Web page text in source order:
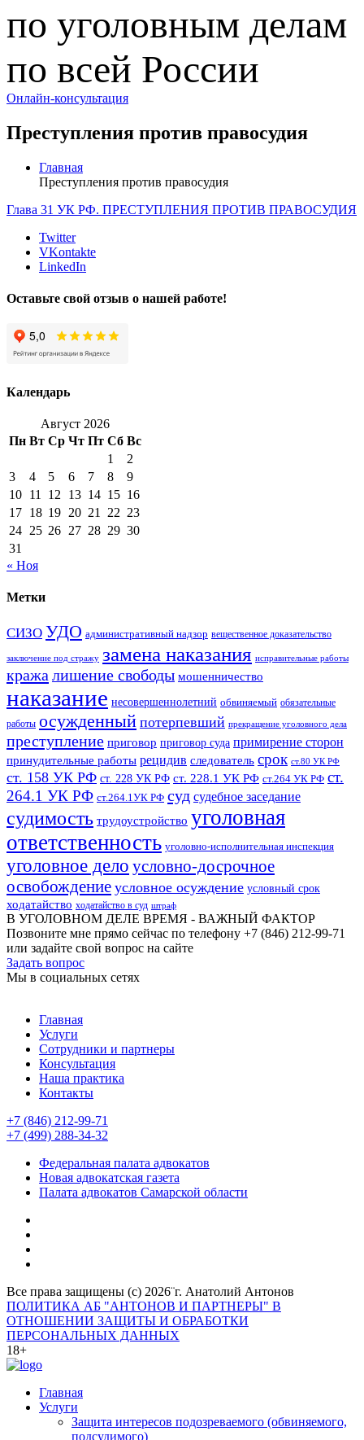
по уголовным делам
по всей России
Онлайн-консультация
Преступления против правосудия
Главная
Преступления против правосудия
Глава 31 УК РФ. ПРЕСТУПЛЕНИЯ ПРОТИВ ПРАВОСУДИЯ
Twitter
VKontakte
LinkedIn
Оставьте свой отзыв о нашей работе!
Календарь
Август 2026
Пн Вт Ср Чт Пт Сб Вс
1
2
3
4 5 6 7 8
9
10 11 12 13 14 15 16
17 18 19 20 21 22 23
24 25 26 27 28 29 30
31
« Ноя
Метки
СИЗО УДО административный надзор вещественное доказательство
заключение под стражу замена наказания исправительные работы
кражалишение свободы мошенничество
наказание несовершеннолетний обвиняемый обязательные
работы осужденный потерпевший прекращение уголовного дела
преступление приговор приговор суда примирение сторон
принудительные работы рецидив следователь срок ст.80 УК РФ
ст. 158 УК РФ ст. 228 УК РФ ст. 228.1 УК РФ ст.264 УК РФ ст.
264.1 УК РФ ст.264.1УК РФ суд судебное заседание
судимость трудоустройство уголовная
ответственность уголовно-исполнительная инспекция
уголовное дело условно-досрочное
освобождение условное осуждение условный срок
ходатайство ходатайство в суд штраф
В УГОЛОВНОМ ДЕЛЕ ВРЕМЯ - ВАЖНЫЙ ФАКТОР
Позвоните мне прямо сейчас по телефону +7 (846) 212-99-71
или задайте свой вопрос на сайте
Задать вопрос
Мы в социальных сетях
Главная
Услуги
Сотрудники и партнеры
Консультация
Наша практика
Контакты
+7 (846) 212-99-71
+7 (499) 288-34-32
Федеральная палата адвокатов
Новая адвокатская газета
Палата адвокатов Самарской области
Все права защищены (с) 2026¨г. Анатолий Антонов
ПОЛИТИКА АБ "АНТОНОВ И ПАРТНЕРЫ" В
ОТНОШЕНИИ ЗАЩИТЫ И ОБРАБОТКИ
ПЕРСОНАЛЬНЫХ ДАННЫХ
18+
Главная
Услуги
Защита интересов подозреваемого (обвиняемого,
подсудимого)